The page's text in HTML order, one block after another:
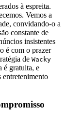
à espreita.
Vemos a
convidando-o a
constante de
insistentes
é com o prazer
de Wacky
é gratuita, e
entretenimento